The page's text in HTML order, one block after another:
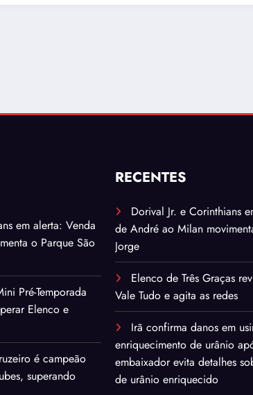
em alerta: Venda
o Parque São
Pré-Temporada
Elenco e
é campeão
superando
RECENTES
Dorival Jr. e Corinthians
de André ao Milan
Jorge
Elenco de Três Graças
Vale Tudo e agita as redes
Irã confirma danos em
enriquecimento de urânio
embaixador evita detalhes
de urânio enriquecido